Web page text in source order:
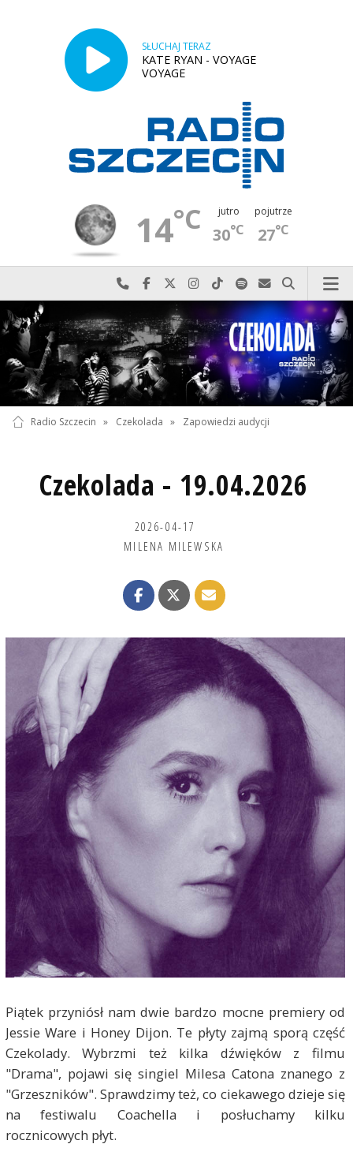
SŁUCHAJ TERAZ
KATE RYAN - VOYAGE
VOYAGE
14°C jutro
30°C
pojutrze
27°C
Najlepiej po prostu do nas zadzwoń
Odwiedź nas na Facebook-u
Odwiedź nas na X
Odwiedź nas na Instagram-ie
Odwiedź nas na TikTok-u
Szukaj nas na Spotify
Wyślij do nas
Szukaj
Radio Szczecin » Czekolada » Zapowiedzi audycji
Czekolada - 19.04.2026
2026-04-17
MILENA MILEWSKA
Piątek przyniósł nam dwie bardzo mocne premiery od
Jessie Ware i Honey Dijon. Te płyty zajmą sporą część
Czekolady. Wybrzmi też kilka dźwięków z filmu
"Drama", pojawi się singiel Milesa Catona znanego z
"Grzeszników". Sprawdzimy też, co ciekawego dzieje się
na festiwalu Coachella i posłuchamy kilku
rocznicowych płyt.